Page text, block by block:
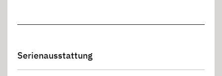
Serienausstattung